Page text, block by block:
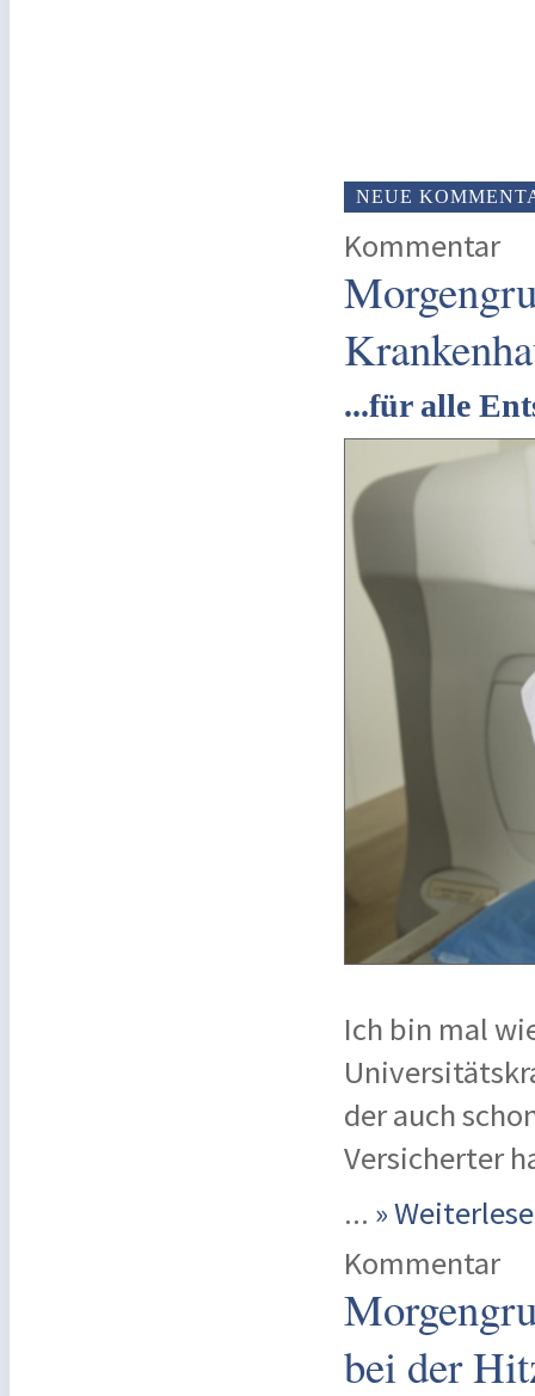
NEUE
Kommentar
...für alle
Ich bin mal
der auch
Versicherter
... »
Kommentar
bei der